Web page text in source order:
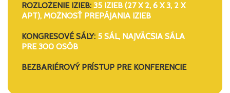
ROZLOŽENIE IZIEB: 35 IZIEB (27 X 2, 6 X 3, 2 X
APT), MOŽNOSŤ PREPÁJANIA IZIEB
KONGRESOVÉ SÁLY: 5 SÁL, NAJVÄČŠIA SÁLA
PRE 300 OSÔB
BEZBARIÉROVÝ PRÍSTUP PRE KONFERENCIE